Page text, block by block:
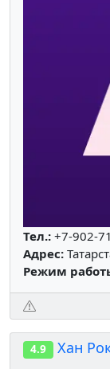
Тел.: +7-902-
Адрес:
Режим
4.9 Хан